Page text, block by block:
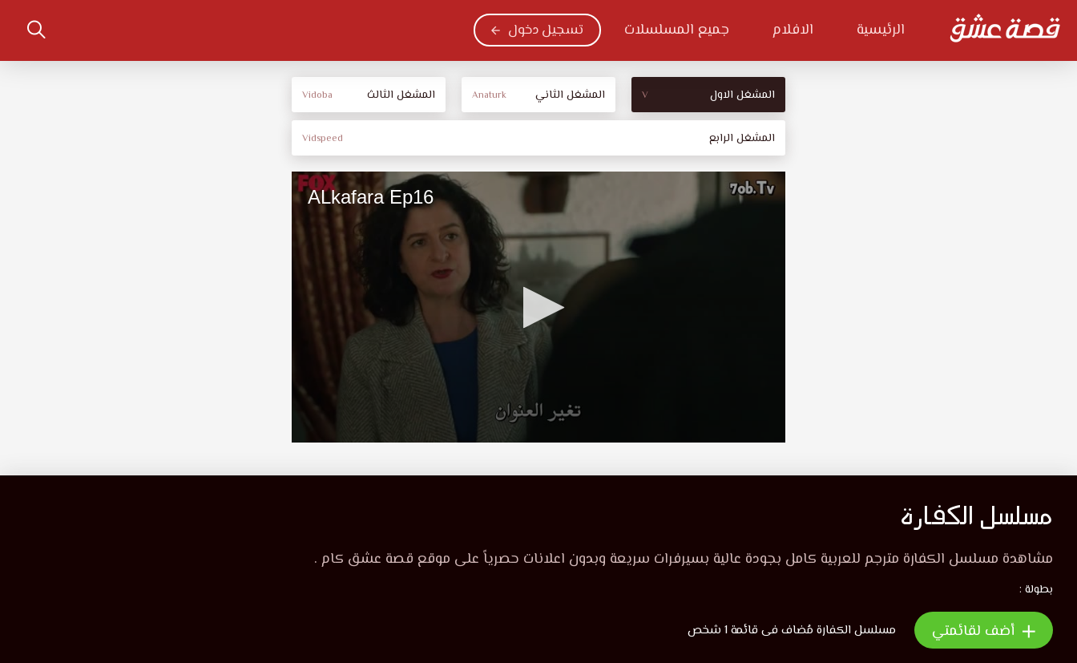
الرئيسية الافلام جميع المسلسلات تسجيل دخول
المشغل الاول V المشغل الثاني Anaturk المشغل الثالث Vidoba
المشغل الرابع Vidspeed
مسلسل الكفارة
مشاهدة مسلسل الكفارة مترجم للعربية كامل بجودة عالية بسيرفرات سريعة وبدون اعلانات حصرياً على موقع قصة عشق كام .
بطولة :
أضف لقائمتي مسلسل الكفارة مُضاف فى قائمة 1 شخص